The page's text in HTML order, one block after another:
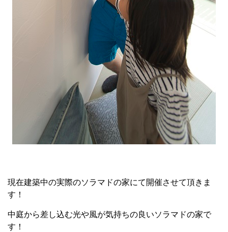
現在建築中の実際のソラマドの家にて開催させて頂きま
す！
中庭から差し込む光や風が気持ちの良いソラマドの家で
す！